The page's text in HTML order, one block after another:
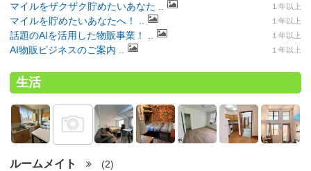
マイルをザクザク貯めたいあなた .. １年以上
マイルを貯めたいあなたへ！ .. １年以上
話題のAIを活用した物販事業！ .. １年以上
AI物販ビジネスのご案内 .. １年以上
生活
ルームメイト (2)